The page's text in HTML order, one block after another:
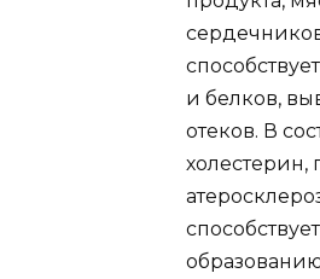
и белков,
отеков. В